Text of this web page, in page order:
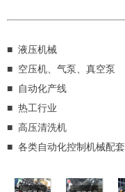
■ 液压机械
■ 空压机、气泵、真空泵
■ 自动化产线
■ 热工行业
■ 高压清洗机
■ 各类自动化控制机械配套